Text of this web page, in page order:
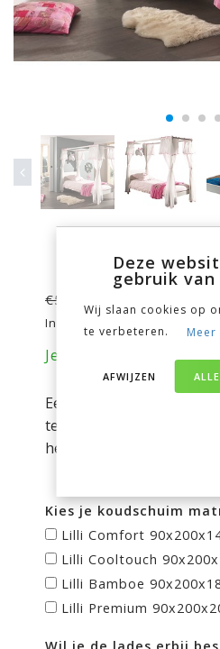
€522,00 €468,00
Incl. btw
Je bespaart nu 54
Een sprookjesachtig bed
te voelen. Compleet
hemel en lattenbodem.
Kies je koudschuim
Lilli Comfort
Lilli Cooltouch
Lilli Bamboe
Lilli Premium
Deze
gebruik van
Wij slaan cookies op
te verbeteren.
AFWIJZEN